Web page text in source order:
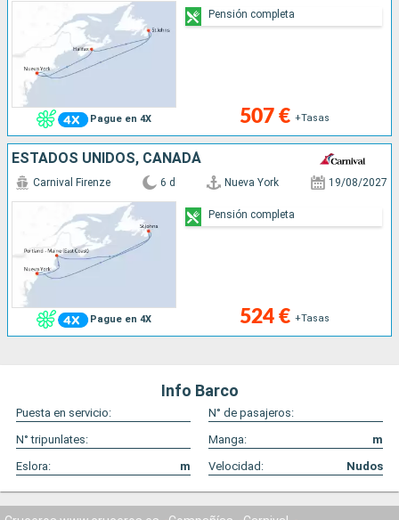
Pague en 4X 507 € +Tasas
Pensión completa
ESTADOS UNIDOS, CANADÁ
Pague en 4X
Carnival Firenze 6 d Nueva York 19/08/2027
524 € +Tasas
Pensión completa
Info Barco
Puesta en servicio:
N° de pasajeros:
N° tripunlates:
Manga:
m
Eslora:
m Velocidad: Nudos